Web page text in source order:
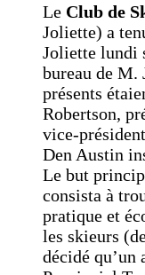
Le Club de
Joliette) a
Joliette lundi
bureau de M.
présents
Robertson,
vice-
Den Austin
Le but
consista à
pratique et
les skieurs
décidé qu’un